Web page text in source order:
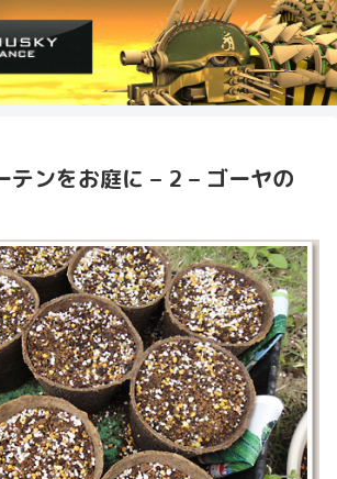
テンをお庭に – 2 – ゴーヤの